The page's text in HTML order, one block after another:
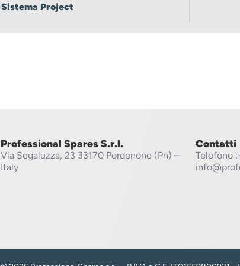
Sistema Project
Professional Spares S.r.l.
Via Segaluzza, 23 33170 Pordenone (Pn) –
Italy
Contatti
Telefono